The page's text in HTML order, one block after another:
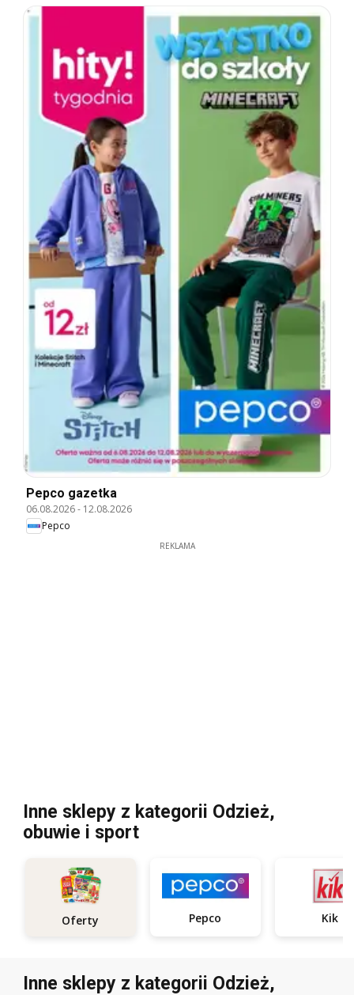
Pepco gazetka
06.08.2026- 12.08.2026
Pepco
REKLAMA
Inne sklepy z kategorii Odzież,
obuwie i sport
Oferty Pepco Kik
Inne sklepy z kategorii Odzież,